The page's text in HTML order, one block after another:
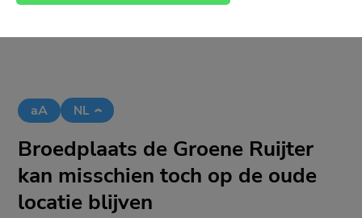
aA NL
Broedplaats de Groene Ruijter
kan misschien toch op de oude
locatie blijven